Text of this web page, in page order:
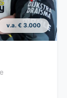
v.a. € 3.000